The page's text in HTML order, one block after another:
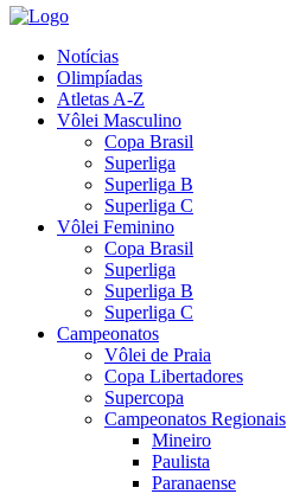
Notícias
Olimpíadas
Atletas A-Z
Vôlei Masculino
Copa Brasil
Superliga
Superliga B
Superliga C
Vôlei Feminino
Copa Brasil
Superliga
Superliga B
Superliga C
Campeonatos
Vôlei de Praia
Copa Libertadores
Supercopa
Campeonatos Regionais
Mineiro
Paulista
Paranaense